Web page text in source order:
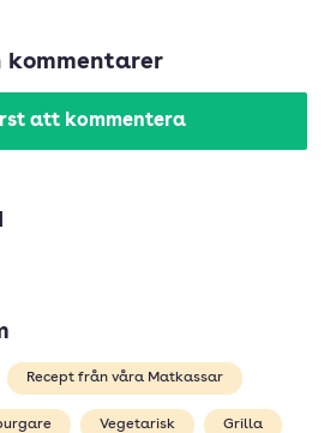
kommentarer
att kommentera
Recept från våra Matkassar
Vegetarisk Grilla